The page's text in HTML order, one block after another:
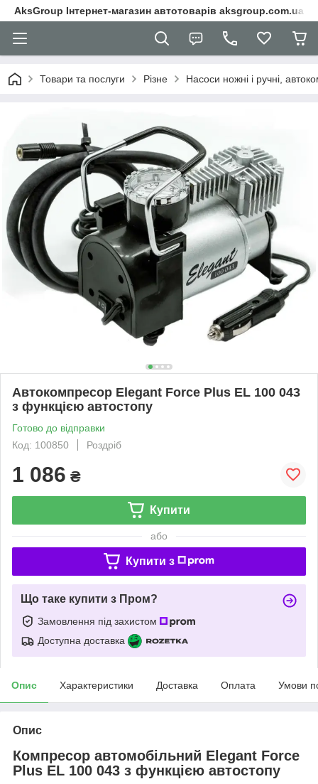
AksGroup Інтернет-магазин автотоварів aksgroup.com.ua
Товари та послуги Різне Насоси ножні і ручні,
Автокомпресор Elegant Force Plus EL 100 043
з функцією автостопу
Готово до відправки
Код: 100850
Роздріб
1 086 ₴
Купити
або
Купити з
Що таке купити з Пром?
Замовлення під захистом
Доступна доставка
Опис Характеристики Доставка Оплата Умови
Опис
Компресор автомобільний Elegant Force
Plus EL 100 043 з функцією автостопу